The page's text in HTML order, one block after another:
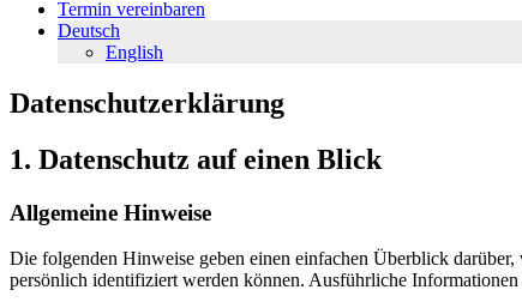
Termin vereinbaren
Deutsch
English
Datenschutz­erklärung
1. Datenschutz auf einen Blick
Allgemeine Hinweise
Die folgenden Hinweise geben einen einfachen Überblick darüber,
persönlich identifiziert werden können. Ausführliche